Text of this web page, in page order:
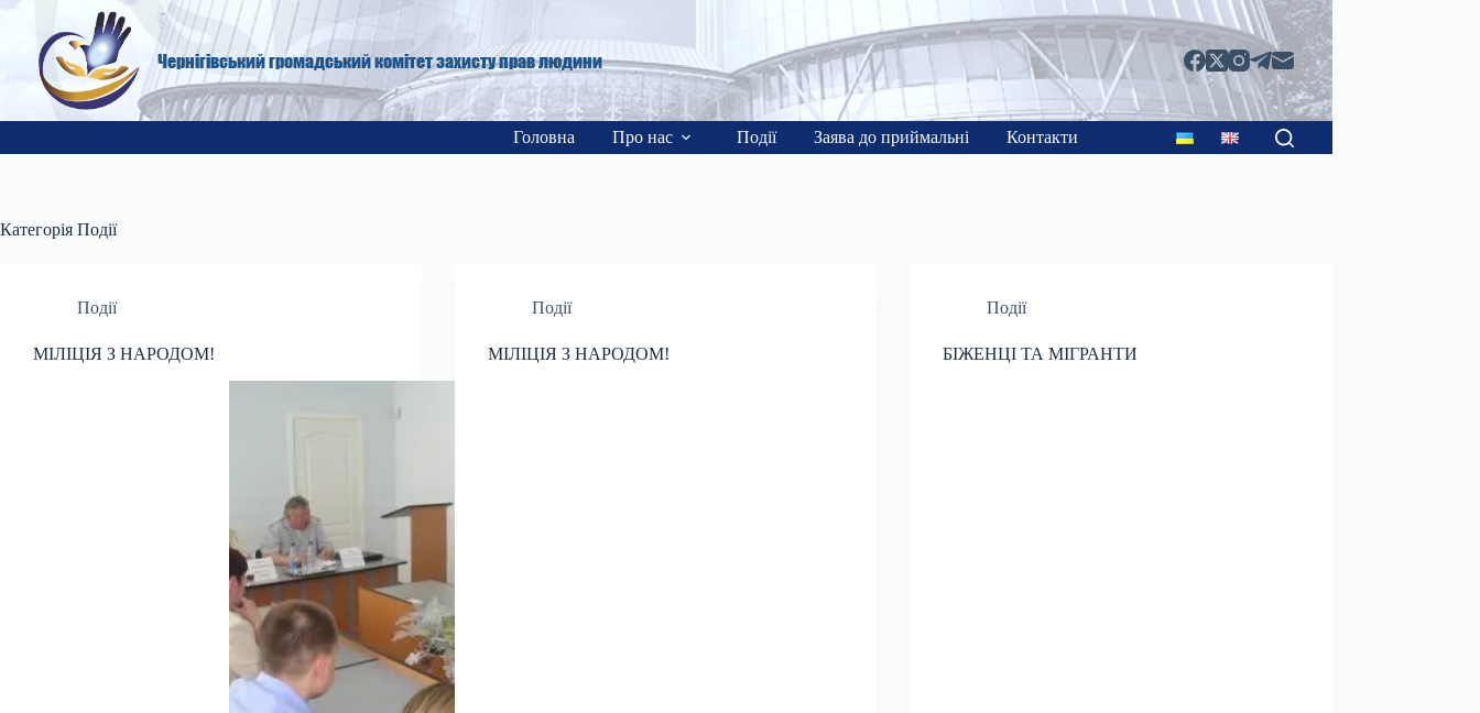
вмісту
Чернігівський громадський комітет захисту прав людини
Головна Про нас Події Заява до приймальні Контакти
Категорія Події
Події
МІЛІЦІЯ З НАРОДОМ!
Події
МІЛІЦІЯ З НАРОДОМ!
Події
БІЖЕНЦІ ТА МІГРАНТИ